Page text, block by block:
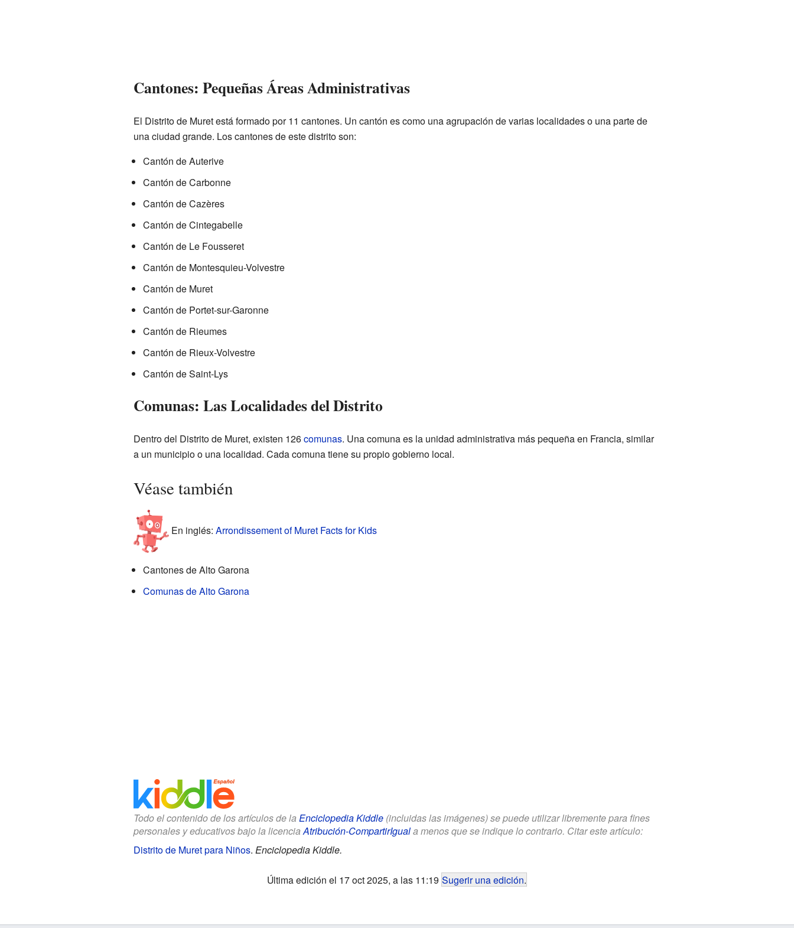
Cantones: Pequeñas Áreas Administrativas
El Distrito de Muret está formado por 11 cantones. Un cantón es como una agrupación de varias localidades o una parte de
una ciudad grande. Los cantones de este distrito son:
Cantón de Auterive
Cantón de Carbonne
Cantón de Cazères
Cantón de Cintegabelle
Cantón de Le Fousseret
Cantón de Montesquieu-Volvestre
Cantón de Muret
Cantón de Portet-sur-Garonne
Cantón de Rieumes
Cantón de Rieux-Volvestre
Cantón de Saint-Lys
Comunas: Las Localidades del Distrito
Dentro del Distrito de Muret, existen 126comunas. Una comuna es la unidad administrativa más pequeña en Francia, similar
a un municipio o una localidad. Cada comuna tiene su propio gobierno local.
Véase también
En inglés: Arrondissement of Muret Facts for Kids
Cantones de Alto Garona
Comunas de Alto Garona
Todo el contenido de los artículos de la Enciclopedia Kiddle(incluidas las imágenes) se puede utilizar libremente para fines
personales y educativos bajo la licenciaAtribución-CompartirIguala menos que se indique lo contrario. Citar este artículo:
Distrito de Muret para Niños. Enciclopedia Kiddle.
Última edición el 17 oct 2025, a las 11:19 Sugerir una edición.